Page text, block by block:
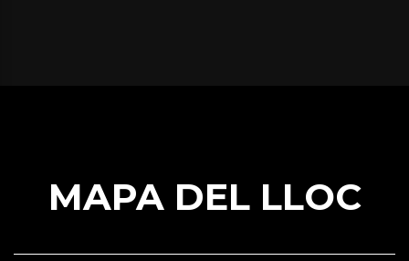
MAPA DEL LLOC